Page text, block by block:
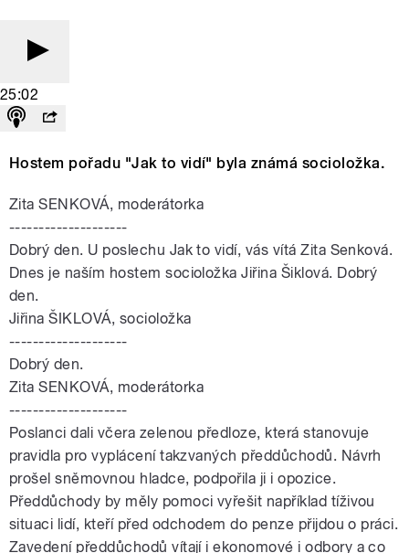
25:02
Hostem pořadu "Jak to vidí" byla známá socioložka.
Zita SENKOVÁ, moderátorka
--------------------
Dobrý den. U poslechu Jak to vidí, vás vítá Zita Senková.
Dnes je naším hostem socioložka Jiřina Šiklová. Dobrý
den.
Jiřina ŠIKLOVÁ, socioložka
--------------------
Dobrý den.
Zita SENKOVÁ, moderátorka
--------------------
Poslanci dali včera zelenou předloze, která stanovuje
pravidla pro vyplácení takzvaných předdůchodů. Návrh
prošel sněmovnou hladce, podpořila ji i opozice.
Předdůchody by měly pomoci vyřešit například tíživou
situaci lidí, kteří před odchodem do penze přijdou o práci.
Zavedení předdůchodů vítají i ekonomové i odbory a co